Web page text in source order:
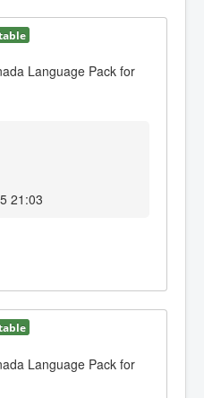
Language Pack for
21:03
Language Pack for